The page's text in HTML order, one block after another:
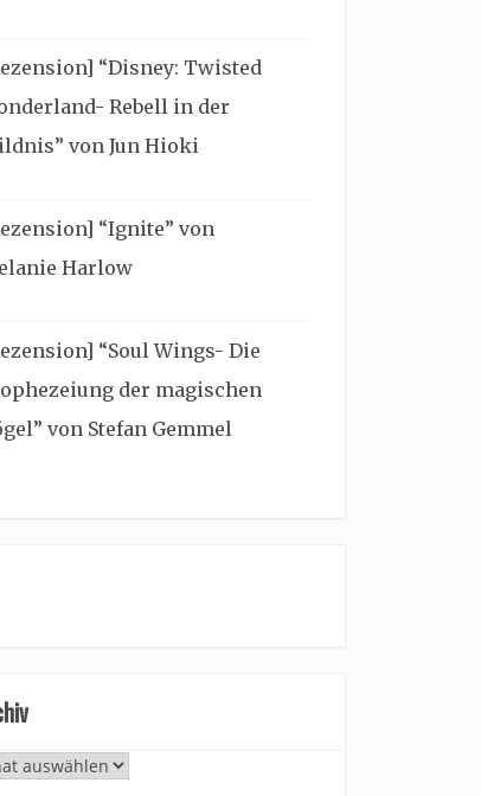
“Disney: Twisted
Rebell in der
von Jun Hioki
“Ignite” von
Harlow
“Soul Wings- Die
der magischen
von Stefan Gemmel